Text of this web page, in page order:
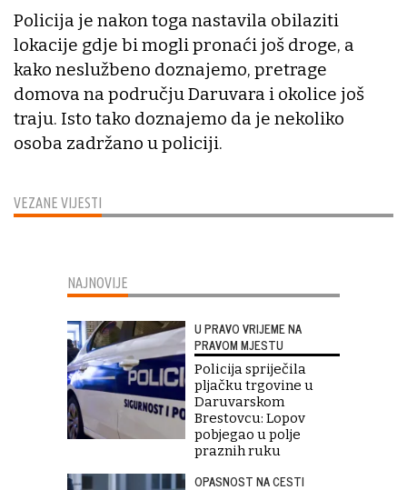
VEZANE VIJESTI
Policija je nakon toga nastavila obilaziti
lokacije gdje bi mogli pronaći još droge, a
kako neslužbeno doznajemo, pretrage
domova na području Daruvara i okolice još
traju. Isto tako doznajemo da je nekoliko
osoba zadržano u policiji.
NAJNOVIJE
U PRAVO VRIJEME NA
PRAVOM MJESTU
Policija spriječila
pljačku trgovine u
Daruvarskom
Brestovcu: Lopov
pobjegao u polje
praznih ruku
OPASNOST NA CESTI